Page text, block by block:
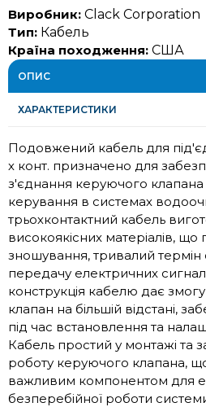
Виробник: Clack Corporation
Тип: Кабель
Країна походження: США
ОПИС
ХАРАКТЕРИСТИКИ
Подовжений кабель для
х конт. призначено для
з'єднання керуючого клапана
керування в системах
трьохконтактний кабель
високоякісних матеріалів, що
зношування, тривалий термін
передачу електричних
конструкція кабелю дає
клапан на більшій відстані,
під час встановлення та
Кабель простий у монтажі та
роботу керуючого клапана,
важливим компонентом для
безперебійної роботи